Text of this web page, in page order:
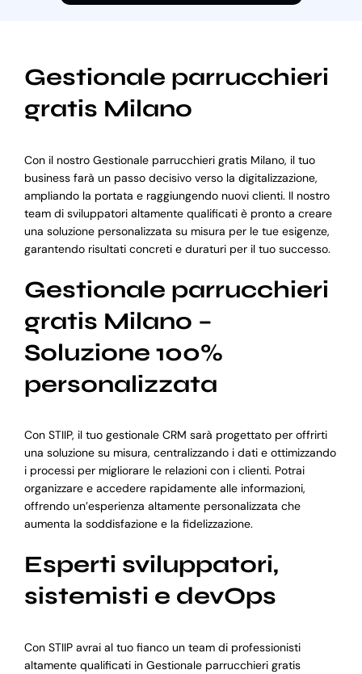
Gestionale parrucchieri
gratis Milano
Con il nostro Gestionale parrucchieri gratis Milano, il tuo
business farà un passo decisivo verso la digitalizzazione,
ampliando la portata e raggiungendo nuovi clienti. Il nostro
team di sviluppatori altamente qualificati è pronto a creare
una soluzione personalizzata su misura per le tue esigenze,
garantendo risultati concreti e duraturi per il tuo successo.
Gestionale parrucchieri
gratis Milano –
Soluzione 100%
personalizzata
Con STIIP, il tuo gestionale CRM sarà progettato per offrirti
una soluzione su misura, centralizzando i dati e ottimizzando
i processi per migliorare le relazioni con i clienti. Potrai
organizzare e accedere rapidamente alle informazioni,
offrendo un’esperienza altamente personalizzata che
aumenta la soddisfazione e la fidelizzazione.
Esperti sviluppatori,
sistemisti e devOps
Con STIIP avrai al tuo fianco un team di professionisti
altamente qualificati in Gestionale parrucchieri gratis